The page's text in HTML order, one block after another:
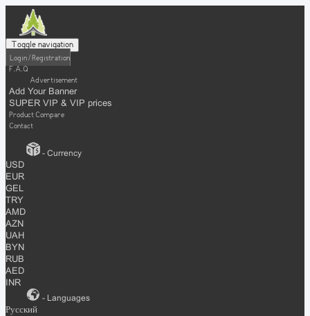
Toggle navigation
Login / Registration
F.A.Q
Advertisement
Add Your Banner
SUPER VIP & VIP prices
Product Compare
Contact
- Currency
USD
EUR
GEL
TRY
AMD
AZN
UAH
BYN
RUB
AED
INR
- Languages
Русский